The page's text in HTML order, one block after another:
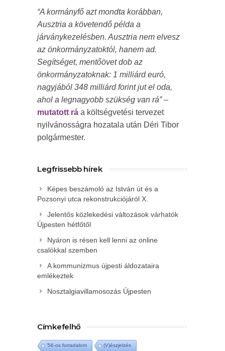
“A kormányfő azt mondta korábban,
Ausztria a követendő példa a
járványkezelésben. Ausztria nem elvesz
az önkormányzatoktól, hanem ad.
Segítséget, mentőövet dob az
önkormányzatoknak: 1 milliárd euró,
nagyjából 348 milliárd forint jut el oda,
ahol a legnagyobb szükség van rá”–
mutatott rá a költségvetési tervezet
nyilvánosságra hozatala után Déri Tibor
polgármester.
Legfrissebb hírek
Képes beszámoló az István út és a
Pozsonyi utca rekonstrukciójáról X.
Jelentős közlekedési változások várhatók
Újpesten hétfőtől
Nyáron is résen kell lenni az online
csalókkal szemben
A kommunizmus újpesti áldozataira
emlékeztek
Nosztalgiavillamosozás Újpesten
Címkefelhő
'56-os forradalom (V)észjelzés